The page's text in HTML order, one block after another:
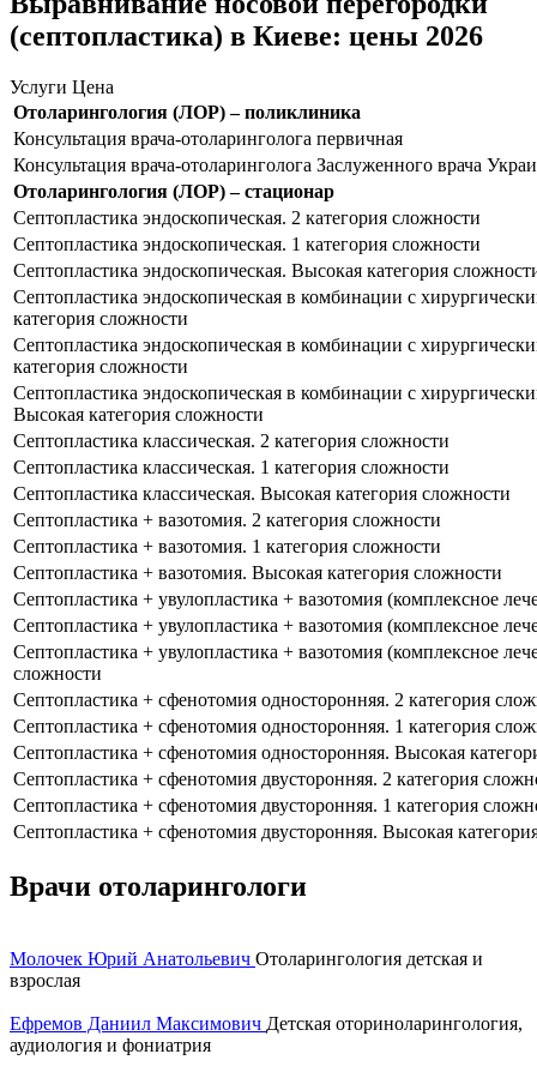
(септопластика) в Киеве: цены 2026
Услуги Цена
Отоларингология (ЛОР) – поликлиника
Консультация врача-отоларинголога первичная
Консультация врача-отоларинголога Заслуженного врача
Отоларингология (ЛОР) – стационар
Септопластика эндоскопическая. 2 категория сложности
Септопластика эндоскопическая. 1 категория сложности
Септопластика эндоскопическая. Высокая категория
Септопластика эндоскопическая в комбинации с
категория сложности
Септопластика эндоскопическая в комбинации с
категория сложности
Септопластика эндоскопическая в комбинации с
Высокая категория сложности
Септопластика классическая. 2 категория сложности
Септопластика классическая. 1 категория сложности
Септопластика классическая. Высокая категория сложности
Септопластика + вазотомия. 2 категория сложности
Септопластика + вазотомия. 1 категория сложности
Септопластика + вазотомия. Высокая категория сложности
Септопластика + увулопластика + вазотомия (комплексное
Септопластика + увулопластика + вазотомия (комплексное
Септопластика + увулопластика + вазотомия (комплексное
сложности
Септопластика + сфенотомия односторонняя. 2 категория
Септопластика + сфенотомия односторонняя. 1 категория
Септопластика + сфенотомия односторонняя. Высокая
Септопластика + сфенотомия двусторонняя. 2 категория
Септопластика + сфенотомия двусторонняя. 1 категория
Септопластика + сфенотомия двусторонняя. Высокая
Врачи отоларингологи
Молочек Юрий Анатольевич Отоларингология детская и
взрослая
Ефремов Даниил Максимович Детская оториноларингология,
аудиология и фониатрия